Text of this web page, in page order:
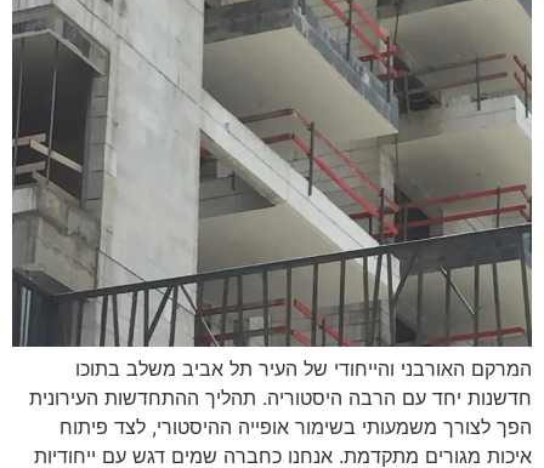
המרקם האורבני והייחודי של העיר תל אביב משלב בתוכו
חדשנות יחד עם הרבה היסטוריה. תהליך ההתחדשות העירונית
הפך לצורך משמעותי בשימור אופייה ההיסטורי, לצד פיתוח
איכות מגורים מתקדמת. אנחנו כחברה שמים דגש עם ייחודיות